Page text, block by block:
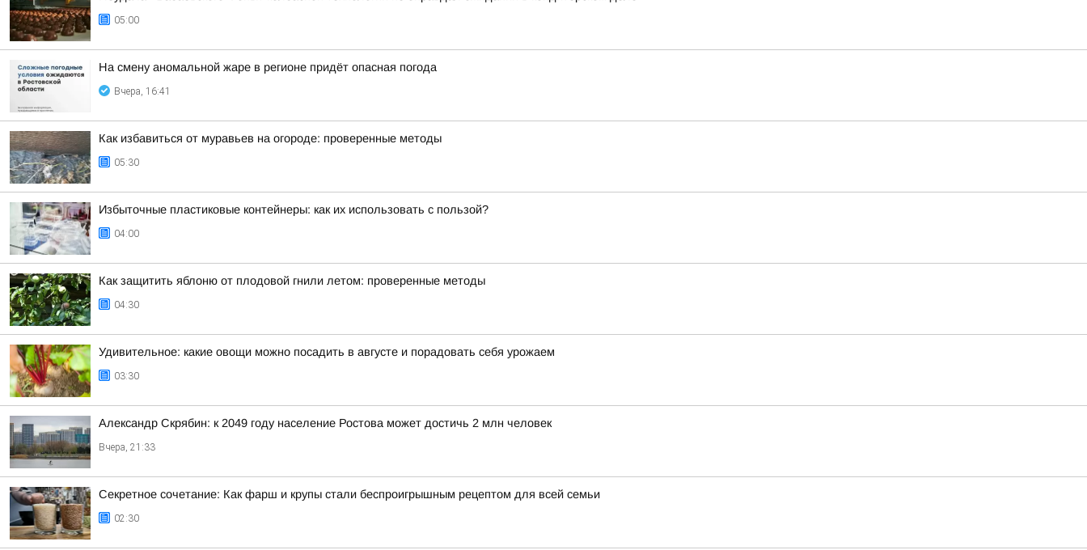
05:00
На смену аномальной жаре в регионе придёт опасная погода
Вчера, 16:41
Как избавиться от муравьев на огороде: проверенные методы
05:30
Избыточные пластиковые контейнеры: как их использовать с пользой?
04:00
Как защитить яблоню от плодовой гнили летом: проверенные методы
04:30
Удивительное: какие овощи можно посадить в августе и порадовать себя урожаем
03:30
Александр Скрябин: к 2049 году население Ростова может достичь 2 млн человек
Вчера, 21:33
Секретное сочетание: Как фарш и крупы стали беспроигрышным рецептом для всей семьи
02:30